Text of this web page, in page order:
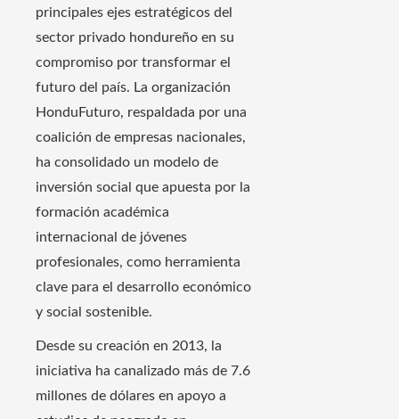
principales ejes estratégicos del
sector privado hondureño en su
compromiso por transformar el
futuro del país. La organización
HonduFuturo, respaldada por una
coalición de empresas nacionales,
ha consolidado un modelo de
inversión social que apuesta por la
formación académica
internacional de jóvenes
profesionales, como herramienta
clave para el desarrollo económico
y social sostenible.
Desde su creación en 2013, la
iniciativa ha canalizado más de 7.6
millones de dólares en apoyo a